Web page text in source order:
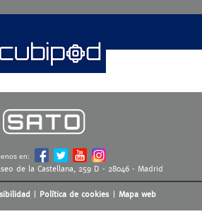
en:
de la Castellana, 259 D - 28046 - Madrid
Política de cookies Mapa web